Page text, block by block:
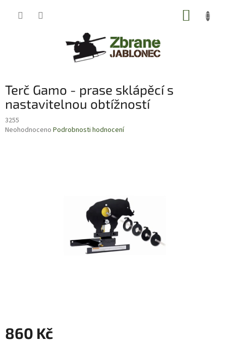
Terč Gamo - prase sklápěcí s
nastavitelnou obtížností
3255
Průměrné
Neohodnoceno Podrobnosti hodnocení
860 Kč